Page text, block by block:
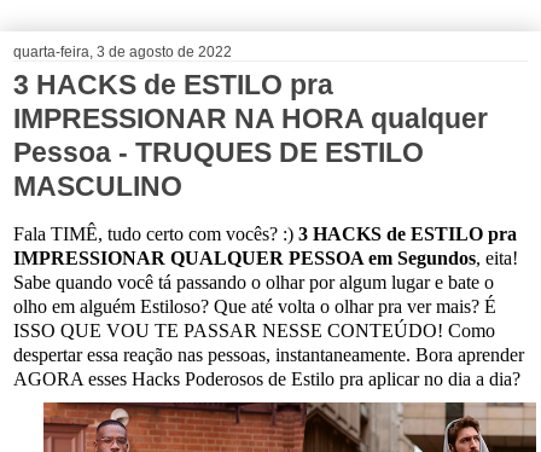
quarta-feira, 3 de agosto de 2022
3 HACKS de ESTILO pra
IMPRESSIONAR NA HORA qualquer
Pessoa - TRUQUES DE ESTILO
MASCULINO
Fala TIMÊ, tudo certo com vocês? :) 3 HACKS de ESTILO pra
IMPRESSIONAR QUALQUER PESSOA em Segundos, eita!
Sabe quando você tá passando o olhar por algum lugar e bate o
olho em alguém Estiloso? Que até volta o olhar pra ver mais? É
ISSO QUE VOU TE PASSAR NESSE CONTEÚDO! Como
despertar essa reação nas pessoas, instantaneamente. Bora aprender
AGORA esses Hacks Poderosos de Estilo pra aplicar no dia a dia?